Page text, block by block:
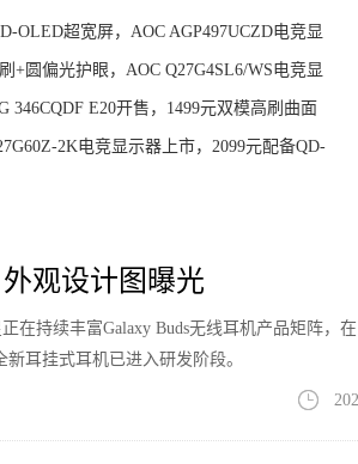
OLED超宽屏，AOC AGP497UCZD电竞显
+圆偏光护眼，AOC Q27G4SL6/WS电竞显
346CQDF E20开售，1499元双模高刷曲面
2K电竞显示器上市，2099元配备QD-
观设计图曝光
在持续丰富Galaxy Buds无线耳机产品矩阵，
耳挂式耳机已进入研发阶段。